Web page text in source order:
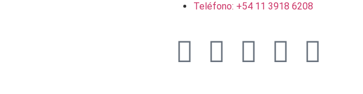
Teléfono: +54 11 3918 6208